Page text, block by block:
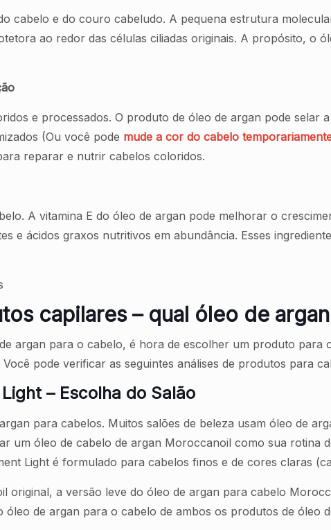
cabelo e do couro cabeludo. A pequena estrutura
ao redor das células ciliadas originais. A propósito, o
e processados. O produto de óleo de argan pode selar
(Ou você pode mude a cor do cabelo
reparar e nutrir cabelos coloridos.
A vitamina E do óleo de argan pode melhorar o
e ácidos graxos nutritivos em abundância. Esses
capilares – qual óleo de
argan para o cabelo, é hora de escolher um produto para
pode verificar as seguintes análises de produtos para
– Escolha do Salão
para cabelos. Muitos salões de beleza usam óleo de
um óleo de cabelo de argan Moroccanoil como sua rotina
Light é formulado para cabelos finos e de cores claras
original, a versão leve do óleo de argan para cabelo
de argan para o cabelo de ambos os produtos de óleo